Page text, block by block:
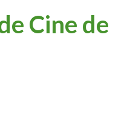
Cine de